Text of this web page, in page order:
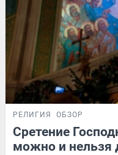
РЕЛИГИЯ ОБЗОР
Сретение
можно и нельзя